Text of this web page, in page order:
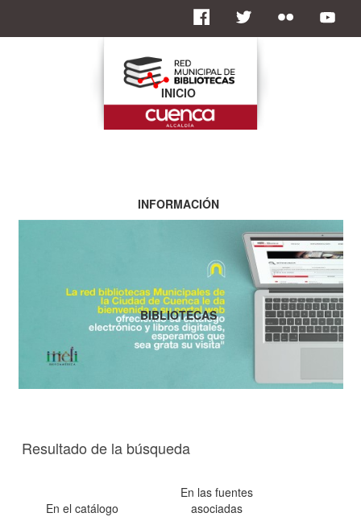
Resultado de la búsqueda
En el catálogo
En las fuentes
asociadas
INICIO
INFORMACIÓN
BIBLIOTECAS